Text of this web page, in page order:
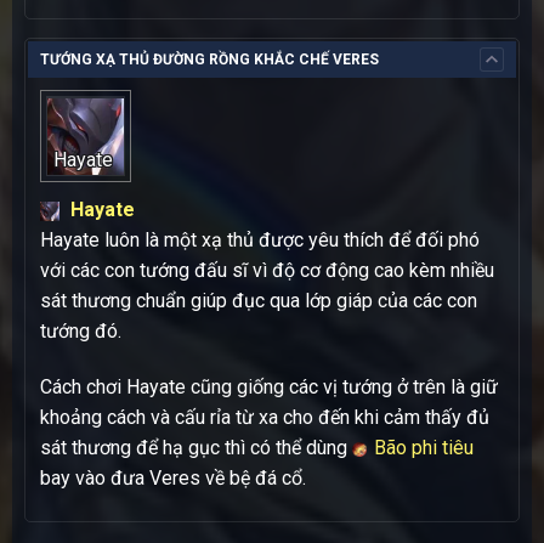
TƯỚNG XẠ THỦ ĐƯỜNG RỒNG KHẮC CHẾ VERES
Hayate
Hayate
Hayate luôn là một xạ thủ được yêu thích để đối phó
với các con tướng đấu sĩ vì độ cơ động cao kèm nhiều
sát thương chuẩn giúp đục qua lớp giáp của các con
tướng đó.
Cách chơi Hayate cũng giống các vị tướng ở trên là giữ
khoảng cách và cấu rỉa từ xa cho đến khi cảm thấy đủ
sát thương để hạ gục thì có thể dùng
Bão phi tiêu
bay vào đưa Veres về bệ đá cổ.